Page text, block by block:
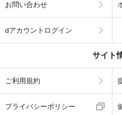
お問い合わせ
dアカウントログイン
サイト
ご利用規約
プライバシーポリシー